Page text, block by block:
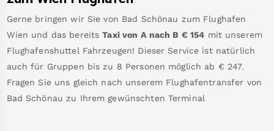
Gerne bringen wir Sie von Bad Schönau zum Flughafen
Wien und das bereits Taxi von A nach B € 154 mit unserem
Flughafenshuttel Fahrzeugen! Dieser Service ist natürlich
auch für Gruppen bis zu 8 Personen möglich ab € 247.
Fragen Sie uns gleich nach unserem Flughafentransfer von
Bad Schönau zu Ihrem gewünschten Terminal